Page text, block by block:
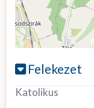
Felekezet
Katolikus